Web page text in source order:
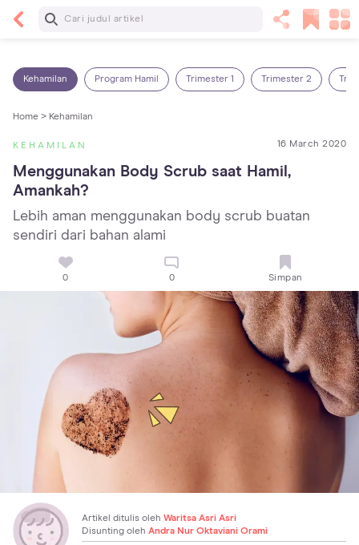
Baca Selanjutnya
Kehamilan Program Hamil Trimester 1 Trimester 2
Home > Kehamilan
KEHAMILAN 16 March 2020
Menggunakan Body Scrub saat Hamil,
Amankah?
Lebih aman menggunakan body scrub buatan
sendiri dari bahan alami
0 0 Simpan
Artikel ditulis oleh Waritsa Asri Asri
Disunting oleh Andra Nur Oktaviani Orami